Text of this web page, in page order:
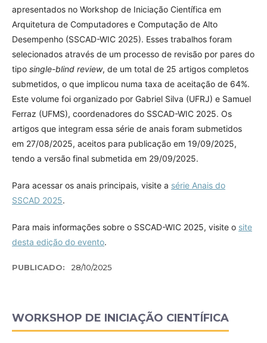
apresentados no Workshop de Iniciação Científica em
Arquitetura de Computadores e Computação de Alto
Desempenho (SSCAD-WIC 2025). Esses trabalhos foram
selecionados através de um processo de revisão por pares do
tipo single-blind review, de um total de 25 artigos completos
submetidos, o que implicou numa taxa de aceitação de 64%.
Este volume foi organizado por Gabriel Silva (UFRJ) e Samuel
Ferraz (UFMS), coordenadores do SSCAD-WIC 2025. Os
artigos que integram essa série de anais foram submetidos
em 27/08/2025, aceitos para publicação em 19/09/2025,
tendo a versão final submetida em 29/09/2025.
Para acessar os anais principais, visite a série Anais do
SSCAD 2025.
Para mais informações sobre o SSCAD-WIC 2025, visite o site
desta edição do evento.
PUBLICADO: 28/10/2025
WORKSHOP DE INICIAÇÃO CIENTÍFICA